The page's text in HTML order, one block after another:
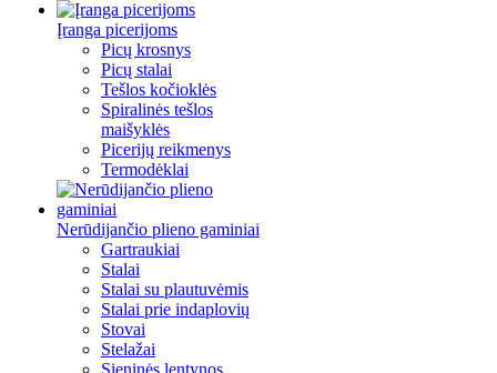
Įranga picerijoms
Picų krosnys
Picų stalai
Tešlos kočioklės
Spiralinės tešlos
maišyklės
Picerijų reikmenys
Termodėklai
Nerūdijančio plieno gaminiai
Gartraukiai
Stalai
Stalai su plautuvėmis
Stalai prie indaplovių
Stovai
Stelažai
Sieninės lentynos